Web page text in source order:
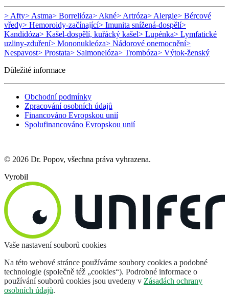
> Afty> Astma> Borrelióza> Akné> Artróza> Alergie> Bércové
vředy> Hemoroidy-začínající> Imunita snížená-dospělí>
Kandidóza> Kašel-dospělí, kuřácký kašel> Lupénka> Lymfatické
uzliny-zduření> Mononukleóza> Nádorové onemocnění>
Nespavost> Prostata> Salmonelóza> Trombóza> Výtok-ženský
Důležité informace
Obchodní podmínky
Zpracování osobních údajů
Financováno Evropskou unií
Spolufinancováno Evropskou unií
© 2026 Dr. Popov, všechna práva vyhrazena.
Vyrobil
Vaše nastavení souborů cookies
Na této webové stránce používáme soubory cookies a podobné
technologie (společně též „cookies“). Podrobné informace o
používání souborů cookies jsou uvedeny v Zásadách ochrany
osobních údajů.